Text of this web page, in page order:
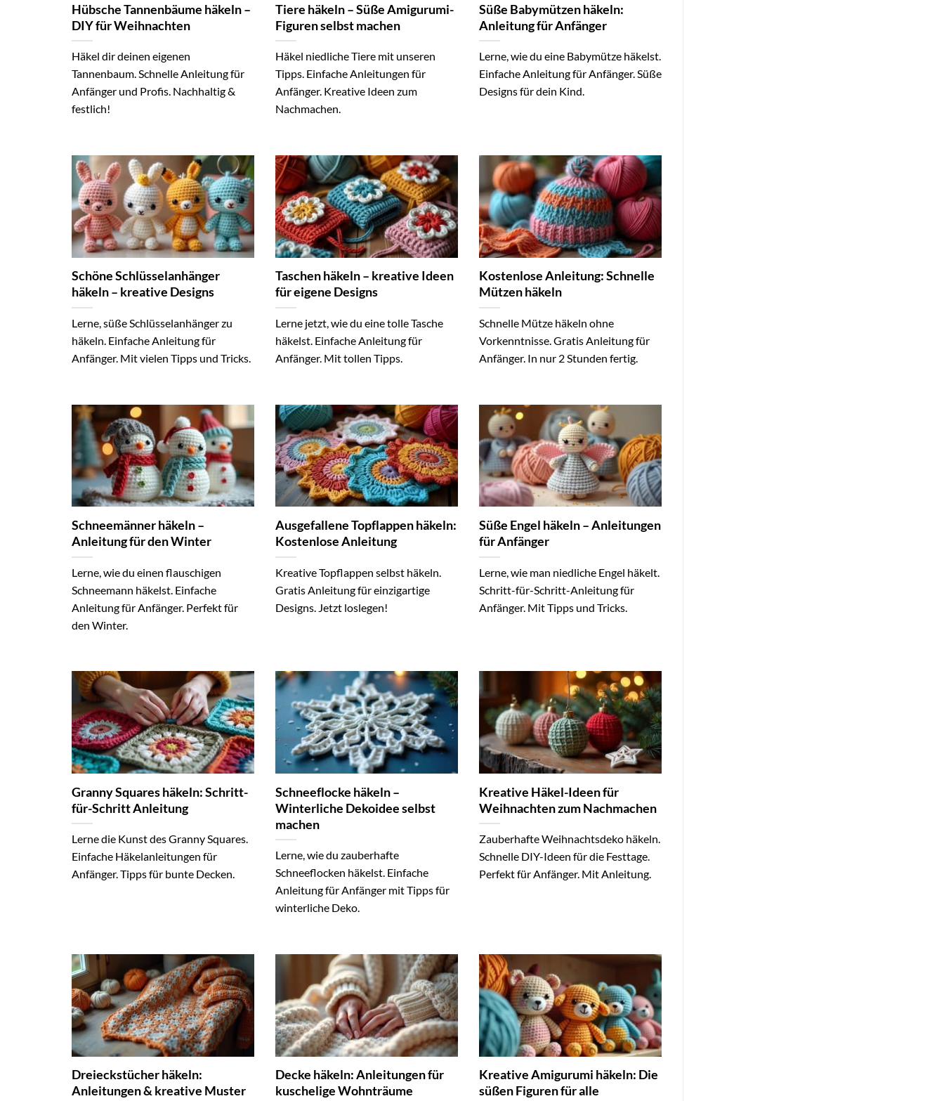
Hübsche Tannenbäume häkeln –
DIY für Weihnachten
Häkel dir deinen eigenen
Tannenbaum. Schnelle Anleitung für
Anfänger und Profis. Nachhaltig &
festlich!
Tiere häkeln – Süße Amigurumi-
Figuren selbst machen
Häkel niedliche Tiere mit unseren
Tipps. Einfache Anleitungen für
Anfänger. Kreative Ideen zum
Nachmachen.
Süße Babymützen häkeln:
Anleitung für Anfänger
Lerne, wie du eine Babymütze häkelst.
Einfache Anleitung für Anfänger. Süße
Designs für dein Kind.
Schöne Schlüsselanhänger
häkeln – kreative Designs
Lerne, süße Schlüsselanhänger zu
häkeln. Einfache Anleitung für
Anfänger. Mit vielen Tipps und Tricks.
Taschen häkeln – kreative Ideen
für eigene Designs
Lerne jetzt, wie du eine tolle Tasche
häkelst. Einfache Anleitung für
Anfänger. Mit tollen Tipps.
Kostenlose Anleitung: Schnelle
Mützen häkeln
Schnelle Mütze häkeln ohne
Vorkenntnisse. Gratis Anleitung für
Anfänger. In nur 2 Stunden fertig.
Schneemänner häkeln –
Anleitung für den Winter
Lerne, wie du einen flauschigen
Schneemann häkelst. Einfache
Anleitung für Anfänger. Perfekt für
den Winter.
Ausgefallene Topflappen häkeln:
Kostenlose Anleitung
Kreative Topflappen selbst häkeln.
Gratis Anleitung für einzigartige
Designs. Jetzt loslegen!
Süße Engel häkeln – Anleitungen
für Anfänger
Lerne, wie man niedliche Engel häkelt.
Schritt-für-Schritt-Anleitung für
Anfänger. Mit Tipps und Tricks.
Granny Squares häkeln: Schritt-
für-Schritt Anleitung
Lerne die Kunst des Granny Squares.
Einfache Häkelanleitungen für
Anfänger. Tipps für bunte Decken.
Schneeflocke häkeln –
Winterliche Dekoidee selbst
machen
Lerne, wie du zauberhafte
Schneeflocken häkelst. Einfache
Anleitung für Anfänger mit Tipps für
winterliche Deko.
Kreative Häkel-Ideen für
Weihnachten zum Nachmachen
Zauberhafte Weihnachtsdeko häkeln.
Schnelle DIY-Ideen für die Festtage.
Perfekt für Anfänger. Mit Anleitung.
Dreieckstücher häkeln:
Anleitungen & kreative Muster
Decke häkeln: Anleitungen für
kuschelige Wohnträume
Kreative Amigurumi häkeln: Die
süßen Figuren für alle